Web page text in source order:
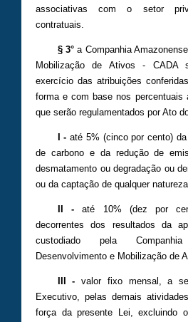
associativas com o setor
contratuais.
§ 3° a Companhia
Mobilização de Ativos - CADA
exercício das atribuições
forma e com base nos percentuais
que serão regulamentados por Ato
I - até 5% (cinco por cento)
de carbono e da redução de
desmatamento ou degradação ou
ou da captação de qualquer
II - até 10% (dez por
decorrentes dos resultados da
custodiado pela
Desenvolvimento e Mobilização de
III - valor fixo mensal, a
Executivo, pelas demais
força da presente Lei, excluindo